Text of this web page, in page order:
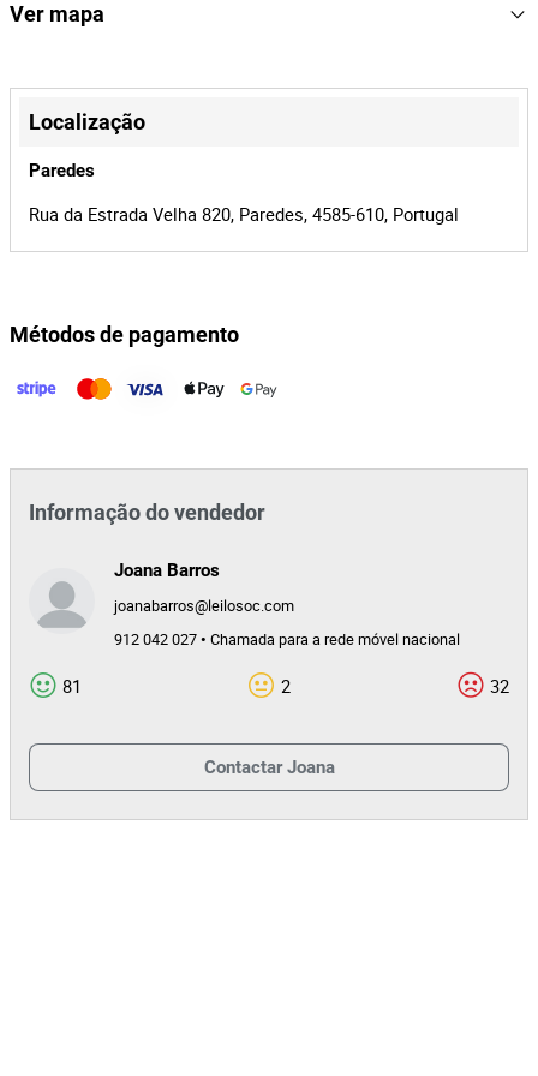
Referência
Id do leilão 35818
Id do lote
Ver mapa
+
−
Localização
Paredes
Rua da Estrada Velha 820, Paredes, 4585-610, Portugal
Métodos de pagamento
Informação do vendedor
Joana Barros
joanabarros@leilosoc.com
912 042 027 • Chamada para a rede móvel nacional
81 2 32
Contactar Joana